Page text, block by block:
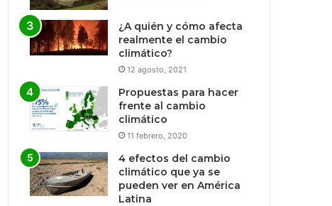
¿A quién y cómo afecta
realmente el cambio
climático?
12 agosto, 2021
Propuestas para hacer
frente al cambio
climático
11 febrero, 2020
4 efectos del cambio
climático que ya se
pueden ver en América
Latina